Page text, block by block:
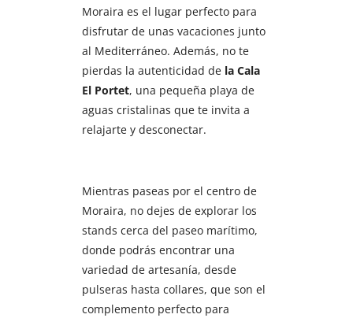
Moraira es el lugar perfecto para
disfrutar de unas vacaciones junto
al Mediterráneo. Además, no te
pierdas la autenticidad de la Cala
El Portet, una pequeña playa de
aguas cristalinas que te invita a
relajarte y desconectar.
Mientras paseas por el centro de
Moraira, no dejes de explorar los
stands cerca del paseo marítimo,
donde podrás encontrar una
variedad de artesanía, desde
pulseras hasta collares, que son el
complemento perfecto para